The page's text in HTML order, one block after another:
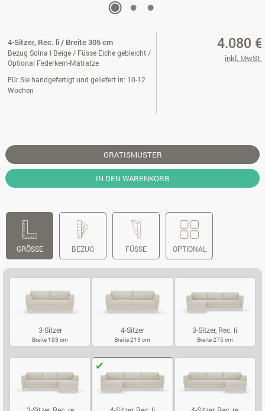
4-Sitzer, Rec. li / Breite 305 cm
Bezug Solna I Beige / Füsse Eiche gebleicht /
Optional Federkern-Matratze
Für Sie handgefertigt und geliefert in: 10-12
Wochen
4.080 €
inkl. MwSt.
GRATISMUSTER
IN DEN WARENKORB
GRÖSSE BEZUG FÜSSE OPTIONAL
3-Sitzer
Breite 193 cm
4-Sitzer
Breite 213 cm
3-Sitzer, Rec. li
Breite 275 cm